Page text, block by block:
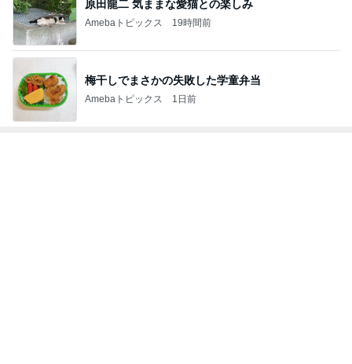
Amebaトピックス 19時間前
梅干しでまさかの失敗した学童弁当
Amebaトピックス 1日前